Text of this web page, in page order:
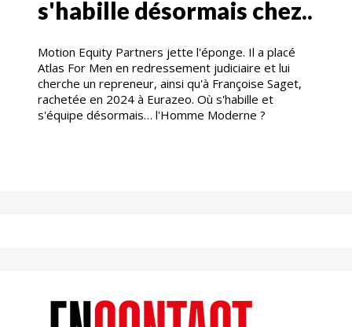
s'habille désormais chez..
Motion Equity Partners jette l'éponge. Il a placé
Atlas For Men en redressement judiciaire et lui
cherche un repreneur, ainsi qu'à Françoise Saget,
rachetée en 2024 à Eurazeo. Où s'habille et
s'équipe désormais… l'Homme Moderne ?